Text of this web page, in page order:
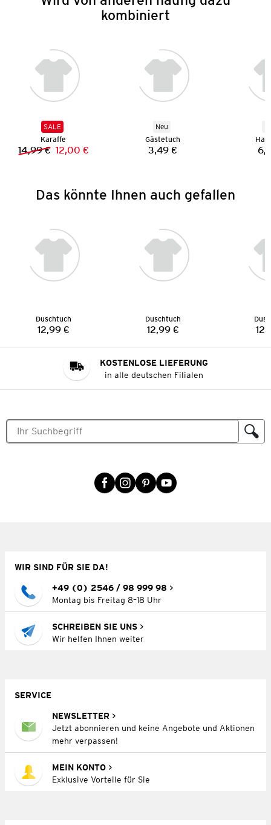
kombiniert
SALE
Karaffe
Vorheriger Preis:
14,99 € Neuer Preis:
12,00 €
Neu
Gästetuch
Preis:
3,49 €
Das könnte Ihnen auch gefallen
Duschtuch
Preis:
12,99 €
Duschtuch
Preis:
12,99 €
KOSTENLOSE LIEFERUNG
in alle deutschen Filialen
WIR SIND FÜR SIE DA!
+49 (0) 2546 / 98 999 98
Montag bis Freitag 8–18 Uhr
SCHREIBEN SIE UNS
Wir helfen Ihnen weiter
SERVICE
NEWSLETTER
Jetzt abonnieren und keine Angebote und Aktionen
mehr verpassen!
MEIN KONTO
Exklusive Vorteile für Sie